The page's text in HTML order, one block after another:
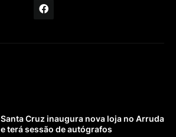
Santa Cruz inaugura nova loja no Arruda
e terá sessão de autógrafos